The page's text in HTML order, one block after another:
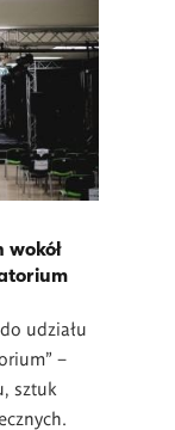
udziału
–
sztuk